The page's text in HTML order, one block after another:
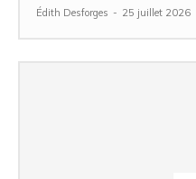
Édith Desforges - 25 juillet 2026